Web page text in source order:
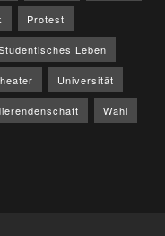
Protest
Leben
Universität
Wahl